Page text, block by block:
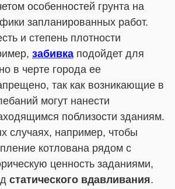
особенностей грунта на
запланированных работ.
и степень плотности
забивка подойдет для
в черте города ее
так как возникающие в
могут нанести
поблизости зданиям.
случаях, например, чтобы
котлована рядом с
ценность заданиями,
статического вдавливания.